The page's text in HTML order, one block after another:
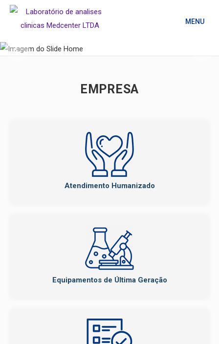
MENU
EMPRESA
Atendimento Humanizado
Equipamentos de Última Geração